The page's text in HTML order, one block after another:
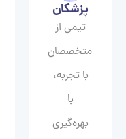
پزشکان
تیمی از
متخصصان
با تجربه،
با
بهره‌گیری